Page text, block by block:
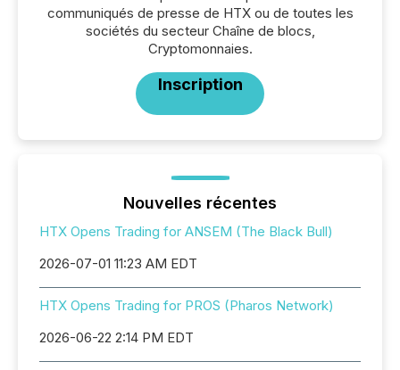
communiqués de presse de HTX ou de toutes les
sociétés du secteur Chaîne de blocs,
Cryptomonnaies.
Inscription
Nouvelles récentes
HTX Opens Trading for ANSEM (The Black Bull)
2026-07-01 11:23 AM EDT
HTX Opens Trading for PROS (Pharos Network)
2026-06-22 2:14 PM EDT